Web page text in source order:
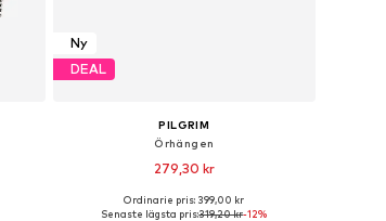
Ny
DEAL
PILGRIM
Örhängen
279,30 kr
Tillgängliga storlekar: One Size
Ordinarie pris: 399,00 kr
Senaste lägsta pris:319,20 kr-12%